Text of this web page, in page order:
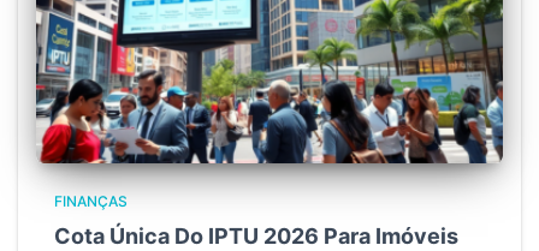
FINANÇAS
Cota Única Do IPTU 2026 Para Imóveis